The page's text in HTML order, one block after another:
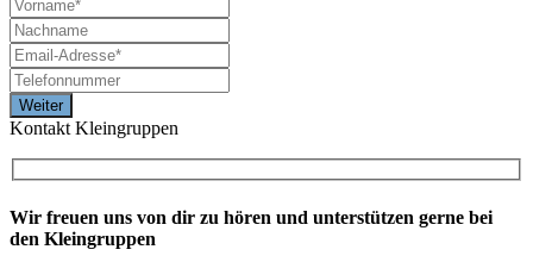
Kontakt Kleingruppen
Wir freuen uns von dir zu hören und unterstützen gerne bei
den Kleingruppen